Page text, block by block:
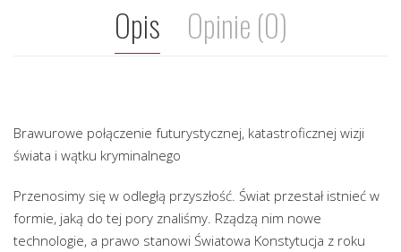
Opis Opinie (0)
Brawurowe połączenie futurystycznej, katastroficznej wizji
świata i wątku kryminalnego
Przenosimy się w odległą przyszłość. Świat przestał istnieć w
formie, jaką do tej pory znaliśmy. Rządzą nim nowe
technologie, a prawo stanowi Światowa Konstytucja z roku